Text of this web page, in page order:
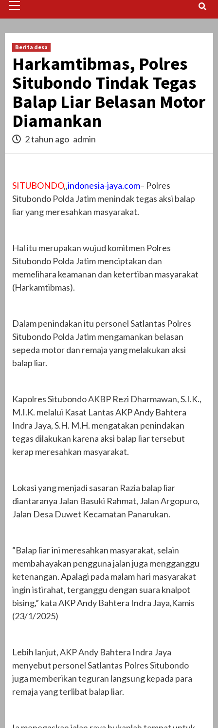
Menu
Berita desa
Harkamtibmas, Polres
Situbondo Tindak Tegas
Balap Liar Belasan Motor
Diamankan
2 tahun ago admin
SITUBONDO,,indonesia-jaya.com– Polres
Situbondo Polda Jatim menindak tegas aksi balap
liar yang meresahkan masyarakat.
Hal itu merupakan wujud komitmen Polres
Situbondo Polda Jatim menciptakan dan
memelihara keamanan dan ketertiban masyarakat
(Harkamtibmas).
Dalam penindakan itu personel Satlantas Polres
Situbondo Polda Jatim mengamankan belasan
sepeda motor dan remaja yang melakukan aksi
balap liar.
Kapolres Situbondo AKBP Rezi Dharmawan, S.I.K.,
M.I.K. melalui Kasat Lantas AKP Andy Bahtera
Indra Jaya, S.H. M.H. mengatakan penindakan
tegas dilakukan karena aksi balap liar tersebut
kerap meresahkan masyarakat.
Lokasi yang menjadi sasaran Razia balap liar
diantaranya Jalan Basuki Rahmat, Jalan Argopuro,
Jalan Desa Duwet Kecamatan Panarukan.
“Balap liar ini meresahkan masyarakat, selain
membahayakan pengguna jalan juga mengganggu
ketenangan. Apalagi pada malam hari masyarakat
ingin istirahat, terganggu dengan suara knalpot
bising,” kata AKP Andy Bahtera Indra Jaya,Kamis
(23/1/2025)
Lebih lanjut, AKP Andy Bahtera Indra Jaya
menyebut personel Satlantas Polres Situbondo
juga memberikan teguran langsung kepada para
remaja yang terlibat balap liar.